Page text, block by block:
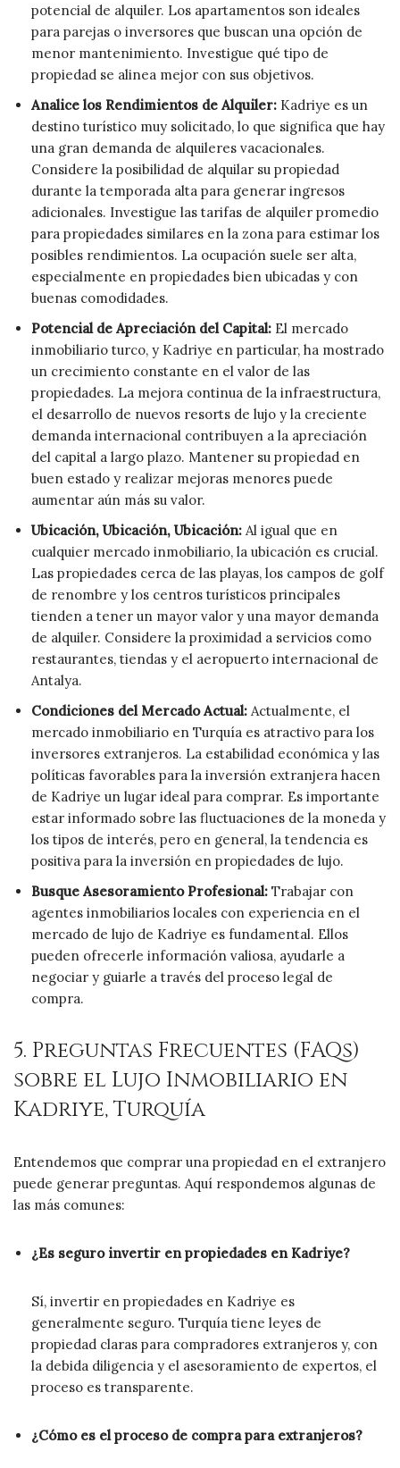
potencial de alquiler. Los apartamentos son ideales
para parejas o inversores que buscan una opción de
menor mantenimiento. Investigue qué tipo de
propiedad se alinea mejor con sus objetivos.
Analice los Rendimientos de Alquiler: Kadriye es un
destino turístico muy solicitado, lo que significa que hay
una gran demanda de alquileres vacacionales.
Considere la posibilidad de alquilar su propiedad
durante la temporada alta para generar ingresos
adicionales. Investigue las tarifas de alquiler promedio
para propiedades similares en la zona para estimar los
posibles rendimientos. La ocupación suele ser alta,
especialmente en propiedades bien ubicadas y con
buenas comodidades.
Potencial de Apreciación del Capital: El mercado
inmobiliario turco, y Kadriye en particular, ha mostrado
un crecimiento constante en el valor de las
propiedades. La mejora continua de la infraestructura,
el desarrollo de nuevos resorts de lujo y la creciente
demanda internacional contribuyen a la apreciación
del capital a largo plazo. Mantener su propiedad en
buen estado y realizar mejoras menores puede
aumentar aún más su valor.
Ubicación, Ubicación, Ubicación: Al igual que en
cualquier mercado inmobiliario, la ubicación es crucial.
Las propiedades cerca de las playas, los campos de golf
de renombre y los centros turísticos principales
tienden a tener un mayor valor y una mayor demanda
de alquiler. Considere la proximidad a servicios como
restaurantes, tiendas y el aeropuerto internacional de
Antalya.
Condiciones del Mercado Actual: Actualmente, el
mercado inmobiliario en Turquía es atractivo para los
inversores extranjeros. La estabilidad económica y las
políticas favorables para la inversión extranjera hacen
de Kadriye un lugar ideal para comprar. Es importante
estar informado sobre las fluctuaciones de la moneda y
los tipos de interés, pero en general, la tendencia es
positiva para la inversión en propiedades de lujo.
Busque Asesoramiento Profesional: Trabajar con
agentes inmobiliarios locales con experiencia en el
mercado de lujo de Kadriye es fundamental. Ellos
pueden ofrecerle información valiosa, ayudarle a
negociar y guiarle a través del proceso legal de
compra.
5. Preguntas Frecuentes (FAQs)
sobre el Lujo Inmobiliario en
Kadriye, Turquía
Entendemos que comprar una propiedad en el extranjero
puede generar preguntas. Aquí respondemos algunas de
las más comunes:
¿Es seguro invertir en propiedades en Kadriye?
Sí, invertir en propiedades en Kadriye es
generalmente seguro. Turquía tiene leyes de
propiedad claras para compradores extranjeros y, con
la debida diligencia y el asesoramiento de expertos, el
proceso es transparente.
¿Cómo es el proceso de compra para extranjeros?